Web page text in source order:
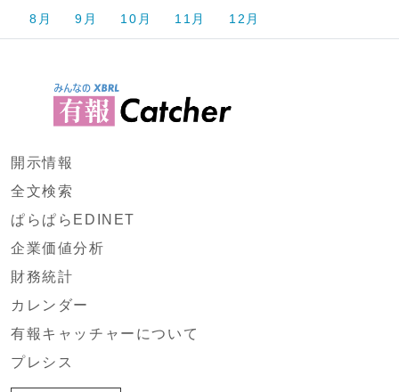
8月
9月 10月 11月 12月
開示情報
全文検索
ぱらぱらEDINET
企業価値分析
財務統計
カレンダー
有報キャッチャーについて
プレシス